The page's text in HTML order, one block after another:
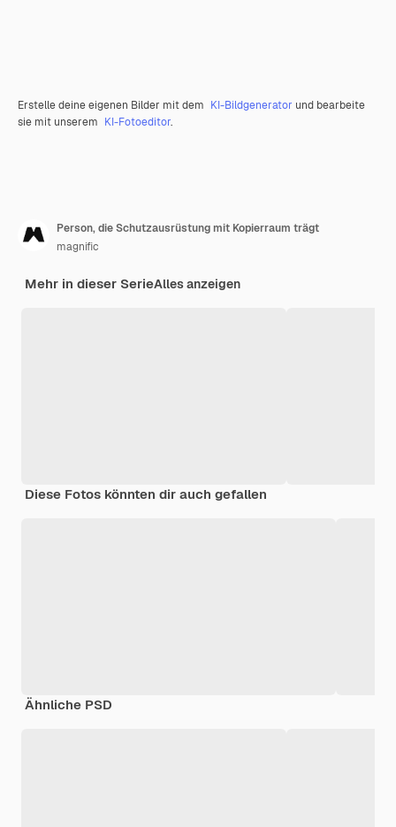
Erstelle deine eigenen Bilder mit dem KI-Bildgenerator und bearbeite
sie mit unserem KI-Fotoeditor.
Person, die Schutzausrüstung mit Kopierraum trägt
magnific
Mehr in dieser SerieAlles anzeigen
Diese Fotos könnten dir auch gefallen
Ähnliche PSD